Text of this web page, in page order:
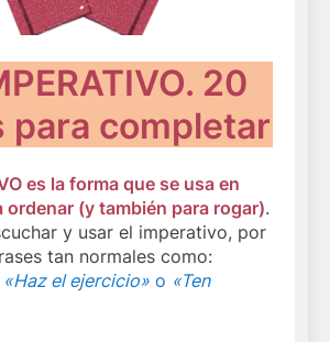
20
para completar
es la forma que se usa en
ordenar (y también para rogar).
y usar el imperativo, por
tan normales como:
«Haz el ejercicio» o «Ten